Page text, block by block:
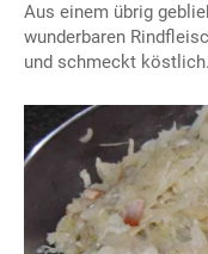
Aus einem übrig
wunderbaren
und schmeckt köstlich.